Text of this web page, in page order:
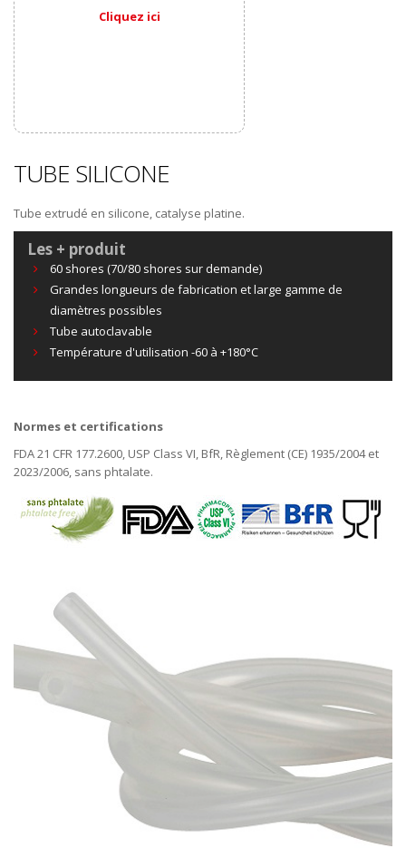
Cliquez ici
TUBE SILICONE
Tube extrudé en silicone, catalyse platine.
Les + produit
60 shores (70/80 shores sur demande)
Grandes longueurs de fabrication et large gamme de
diamètres possibles
Tube autoclavable
Température d'utilisation -60 à +180°C
Normes et certifications
FDA 21 CFR 177.2600, USP Class VI, BfR, Règlement (CE) 1935/2004 et
2023/2006, sans phtalate.